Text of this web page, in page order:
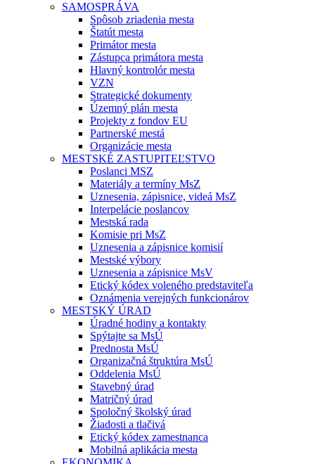
SAMOSPRÁVA
Spôsob zriadenia mesta
Štatút mesta
Primátor mesta
Zástupca primátora mesta
Hlavný kontrolór mesta
VZN
Strategické dokumenty
Územný plán mesta
Projekty z fondov EU
Partnerské mestá
Organizácie mesta
MESTSKÉ ZASTUPITEĽSTVO
Poslanci MSZ
Materiály a termíny MsZ
Uznesenia, zápisnice, videá MsZ
Interpelácie poslancov
Mestská rada
Komisie pri MsZ
Uznesenia a zápisnice komisií
Mestské výbory
Uznesenia a zápisnice MsV
Etický kódex voleného predstaviteľa
Oznámenia verejných funkcionárov
MESTSKÝ ÚRAD
Úradné hodiny a kontakty
Spýtajte sa MsÚ
Prednosta MsÚ
Organizačná štruktúra MsÚ
Oddelenia MsÚ
Stavebný úrad
Matričný úrad
Spoločný školský úrad
Žiadosti a tlačivá
Etický kódex zamestnanca
Mobilná aplikácia mesta